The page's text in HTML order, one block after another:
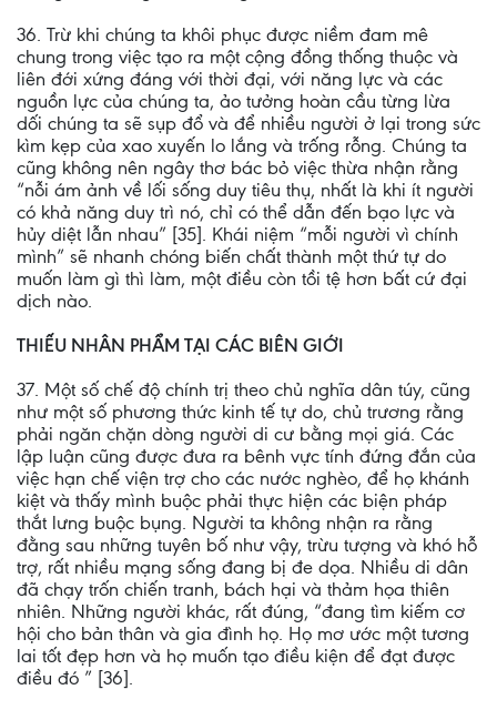
36. Trừ khi chúng ta khôi phục được niềm đam mê
chung trong việc tạo ra một cộng đồng thống thuộc và
liên đới xứng đáng với thời đại, với năng lực và các
nguồn lực của chúng ta, ảo tưởng hoàn cầu từng lừa
dối chúng ta sẽ sụp đổ và để nhiều người ở lại trong sức
kìm kẹp của xao xuyến lo lắng và trống rỗng. Chúng ta
cũng không nên ngây thơ bác bỏ việc thừa nhận rằng
“nỗi ám ảnh về lối sống duy tiêu thụ, nhất là khi ít người
có khả năng duy trì nó, chỉ có thể dẫn đến bạo lực và
hủy diệt lẫn nhau” [35]. Khái niệm “mỗi người vì chính
mình” sẽ nhanh chóng biến chất thành một thứ tự do
muốn làm gì thì làm, một điều còn tồi tệ hơn bất cứ đại
dịch nào.
THIẾU NHÂN PHẨM TẠI CÁC BIÊN GIỚI
37. Một số chế độ chính trị theo chủ nghĩa dân túy, cũng
như một số phương thức kinh tế tự do, chủ trương rằng
phải ngăn chặn dòng người di cư bằng mọi giá. Các
lập luận cũng được đưa ra bênh vực tính đứng đắn của
việc hạn chế viện trợ cho các nước nghèo, để họ khánh
kiệt và thấy mình buộc phải thực hiện các biện pháp
thắt lưng buộc bụng. Người ta không nhận ra rằng
đằng sau những tuyên bố như vậy, trừu tượng và khó hỗ
trợ, rất nhiều mạng sống đang bị đe dọa. Nhiều di dân
đã chạy trốn chiến tranh, bách hại và thảm họa thiên
nhiên. Những người khác, rất đúng, “đang tìm kiếm cơ
hội cho bản thân và gia đình họ. Họ mơ ước một tương
lai tốt đẹp hơn và họ muốn tạo điều kiện để đạt được
điều đó ” [36].